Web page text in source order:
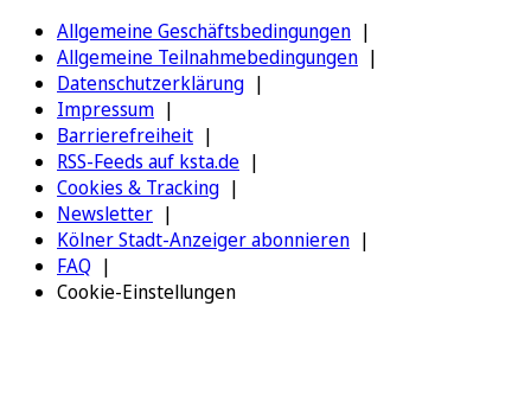
Allgemeine Geschäftsbedingungen
Allgemeine Teilnahmebedingungen
Datenschutzerklärung
Impressum
Barrierefreiheit
RSS-Feeds auf ksta.de
Cookies & Tracking
Newsletter
Kölner Stadt-Anzeiger abonnieren
FAQ
Cookie-Einstellungen